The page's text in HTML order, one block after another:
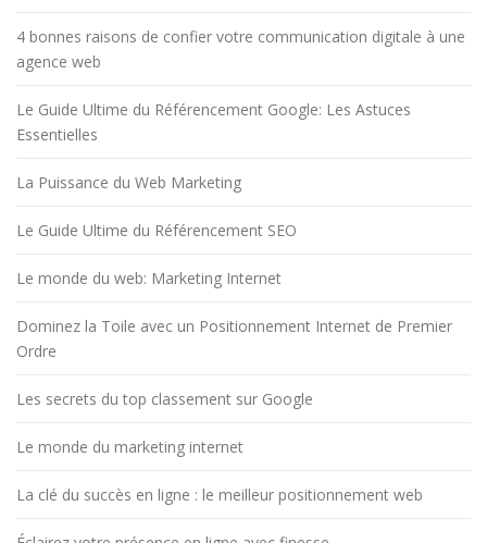
4 bonnes raisons de confier votre communication digitale à une
agence web
Le Guide Ultime du Référencement Google: Les Astuces
Essentielles
La Puissance du Web Marketing
Le Guide Ultime du Référencement SEO
Le monde du web: Marketing Internet
Dominez la Toile avec un Positionnement Internet de Premier
Ordre
Les secrets du top classement sur Google
Le monde du marketing internet
La clé du succès en ligne : le meilleur positionnement web